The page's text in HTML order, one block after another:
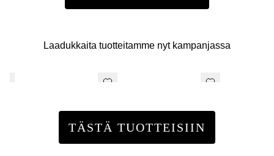
Laadukkaita tuotteitamme nyt kampanjassa
TÄSTÄ TUOTTEISIIN